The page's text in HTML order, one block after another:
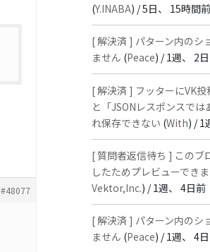
#48077
(Y.INABA) /5日、 15時間前
[ 解決済 ] パターン内のシ
ません (Peace) /1週、 2
[ 解決済 ] フッターにVK
と「JSONレスポンスで
れ保存できない (With) /1
[ 質問者返信待ち ] このブ
したためプレビューでき
Vektor,Inc.) /1週、 4日前
[ 解決済 ] パターン内のシ
ません (Peace) /1週、 4